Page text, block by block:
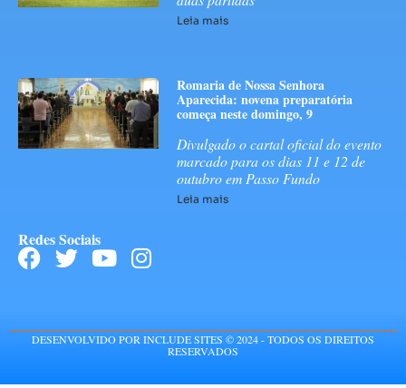
Leia mais
Romaria de Nossa Senhora
Aparecida: novena preparatória
começa neste domingo, 9
Divulgado o cartal oficial do evento
marcado para os dias 11 e 12 de
outubro em Passo Fundo
Leia mais
Redes Sociais
DESENVOLVIDO POR INCLUDE SITES © 2024 - TODOS OS DIREITOS
RESERVADOS